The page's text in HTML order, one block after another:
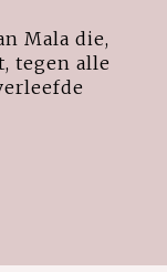
Mala die,
tegen alle